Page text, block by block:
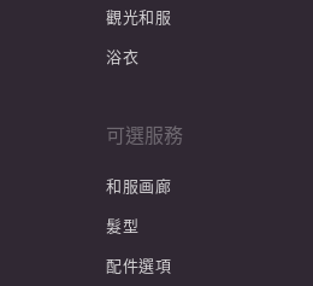
觀光和服
浴衣
可選服務
和服画廊
髮型
配件選項